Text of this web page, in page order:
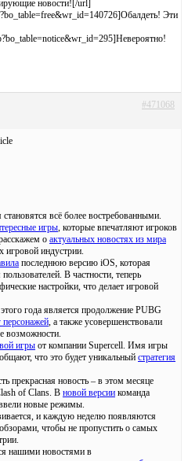
новости![/url]
Эти
#471068
всё более востребованными.
игры, которые впечатляют игроков
о актуальных новостях из мира
игровой индустрии.
последнюю версию iOS, которая
В частности, теперь
настройки, что делает игровой
этого года является продолжение PUBG
персонажей, а также усовершенствовали
возможности.
игры от компании Supercell. Имя игры
что это будет уникальный стратегия
прекрасная новость – в этом месяце
of Clans. В новой версии команда
новые режимы.
и каждую неделю появляются
чтобы не пропустить о самых
нашими новостями в